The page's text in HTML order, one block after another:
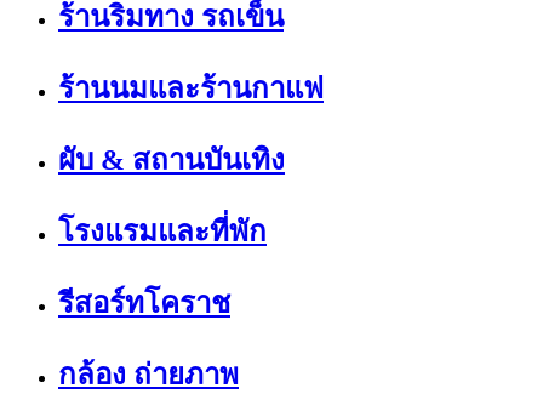
ร้านริมทาง รถเข็น
ร้านนมและร้านกาแฟ
ผับ & สถานบันเทิง
โรงแรมและที่พัก
รีสอร์ทโคราช
กล้อง ถ่ายภาพ